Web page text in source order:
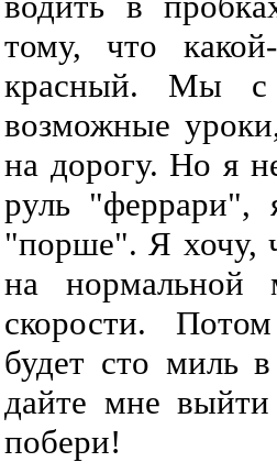
тому, что
красный. Мы
возможные
на дорогу. Но я
руль "феррари",
"порше". Я хочу,
на нормальной
скорости.
будет сто миль
дайте мне
побери!